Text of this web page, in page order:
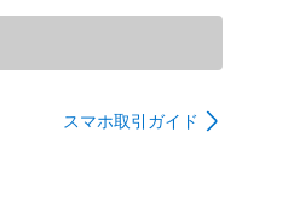
スマホ取引ガイド